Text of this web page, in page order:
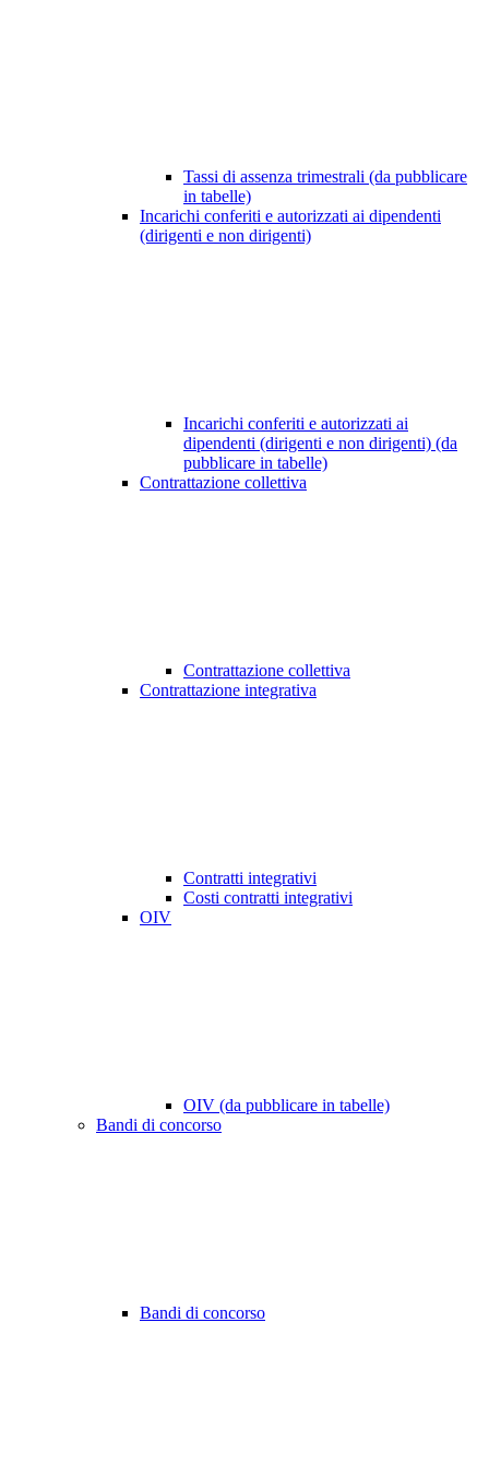
Tassi di assenza trimestrali (da pubblicare
in tabelle)
Incarichi conferiti e autorizzati ai dipendenti
(dirigenti e non dirigenti)
Incarichi conferiti e autorizzati ai
dipendenti (dirigenti e non dirigenti) (da
pubblicare in tabelle)
Contrattazione collettiva
Contrattazione collettiva
Contrattazione integrativa
Contratti integrativi
Costi contratti integrativi
OIV
OIV (da pubblicare in tabelle)
Bandi di concorso
Bandi di concorso